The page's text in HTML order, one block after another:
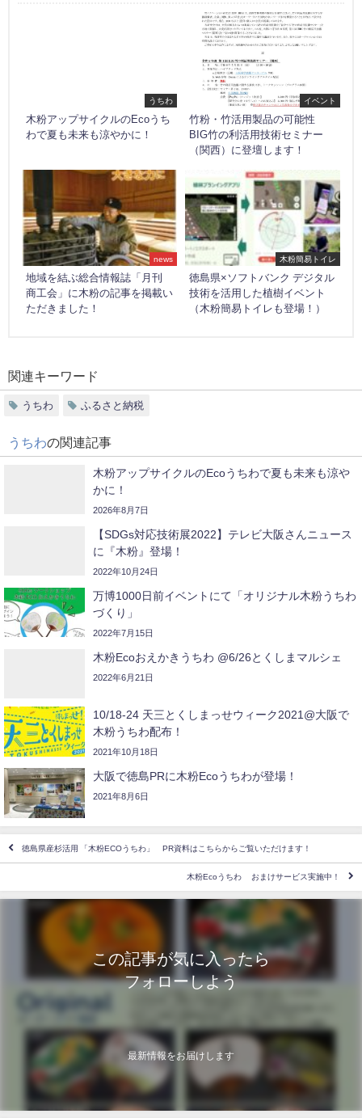
うちわ
木粉アップサイクルのEcoうち
わで夏も未来も涼やかに！
イベント
竹粉・竹活用製品の可能性
BIG竹の利活用技術セミナー
（関西）に登壇します！
news
地域を結ぶ総合情報誌「月刊
商工会」に木粉の記事を掲載い
ただきました！
木粉簡易トイレ
徳島県×ソフトバンク デジタル
技術を活用した植樹イベント
（木粉簡易トイレも登場！）
関連キーワード
うちわ ふるさと納税
うちわの関連記事
木粉アップサイクルのEcoうちわで夏も未来も涼や
かに！
2026年8月7日
【SDGs対応技術展2022】テレビ大阪さんニュース
に『木粉』登場！
2022年10月24日
万博1000日前イベントにて「オリジナル木粉うちわ
づくり」
2022年7月15日
木粉Ecoおえかきうちわ @6/26とくしまマルシェ
2022年6月21日
10/18-24 天三とくしまっせウィーク2021@大阪で
木粉うちわ配布！
2021年10月18日
大阪で徳島PRに木粉Ecoうちわが登場！
2021年8月6日
徳島県産杉活用 「木粉ECOうちわ」 PR資料はこちらからご覧いただけます！
木粉Ecoうちわ おまけサービス実施中！
この記事が気に入ったら
フォローしよう
最新情報をお届けします